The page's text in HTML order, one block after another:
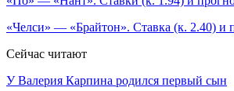
«Челси» — «Брайтон». Ставка (к. 2.40) и
Сейчас читают
У Валерия Карпина родился первый сын